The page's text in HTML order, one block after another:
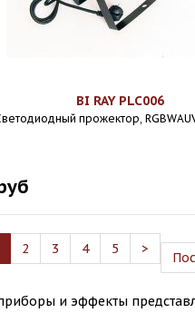
BI RAY PLC006
прожектор,
2 3 4 5 >
и эффекты